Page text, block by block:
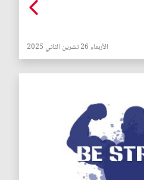
الأربعاء 26 تشرين الثاني 2025